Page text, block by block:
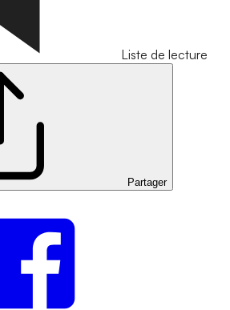
Liste de lecture
Partager